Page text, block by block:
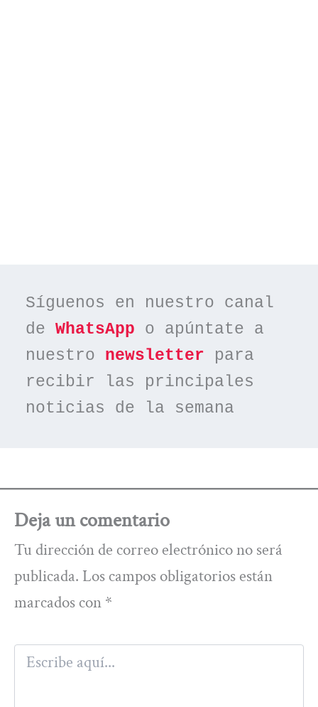
Síguenos en nuestro canal
de WhatsApp o apúntate a
nuestro newsletter para
recibir las principales
noticias de la semana
Deja un comentario
Tu dirección de correo electrónico no será
publicada. Los campos obligatorios están
marcados con *
Escribe
aquí...